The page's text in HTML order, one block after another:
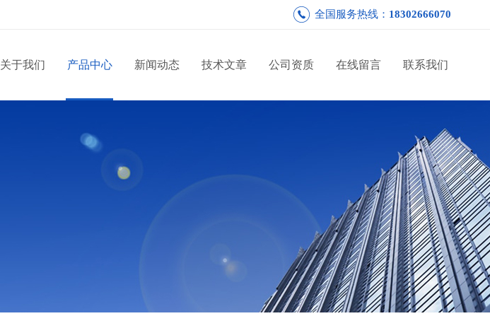
全国服务热线： 18302666070
关于我们 产品中心 新闻动态 技术文章 公司资质 在线留言 联系我们